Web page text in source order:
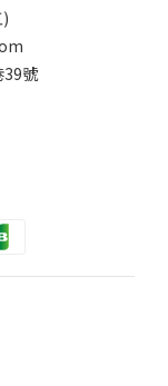
39號